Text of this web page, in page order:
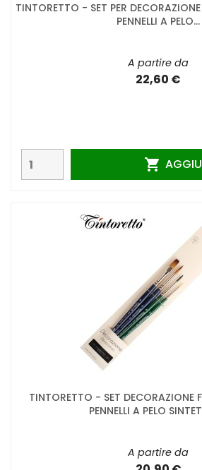
TINTORETTO - SET PER
PENNELLI A PELO...
A partire da
22,60 €

TINTORETTO - SET DECORAZIONE
PENNELLI A PELO
A partire da